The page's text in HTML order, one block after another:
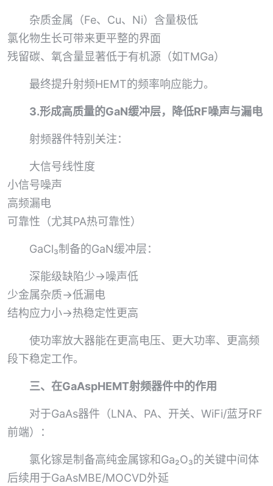
杂质金属（Fe、Cu、Ni）含量极低
氯化物生长可带来更平整的界面
残留碳、氧含量显著低于有机源（如TMGa）
最终提升射频HEMT的频率响应能力。
3.形成高质量的GaN缓冲层，降低RF噪声与漏电
射频器件特别关注：
大信号线性度
小信号噪声
高频漏电
可靠性（尤其PA热可靠性）
GaCl₃制备的GaN缓冲层：
深能级缺陷少→噪声低
少金属杂质→低漏电
结构应力小→热稳定性更高
使功率放大器能在更高电压、更大功率、更高频
段下稳定工作。
三、在GaAspHEMT射频器件中的作用
对于GaAs器件（LNA、PA、开关、WiFi/蓝牙RF
前端）：
氯化镓是制备高纯金属镓和Ga₂O₃的关键中间体
后续用于GaAsMBE/MOCVD外延